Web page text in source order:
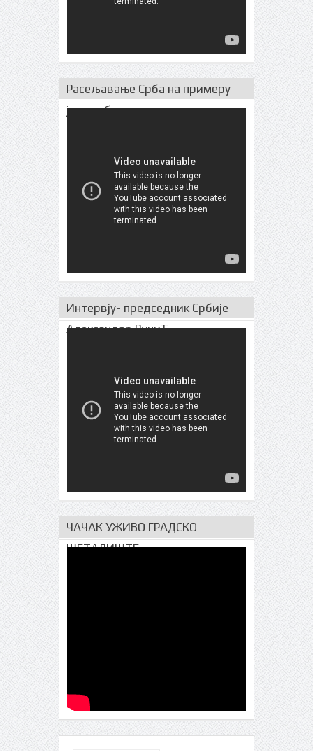
Расељавање Срба на примеру
једног братства
Интервју- председник Србије
Александар ВучиЋ
ЧАЧАК УЖИВО ГРАДСКО
ШЕТАЛИШТЕ